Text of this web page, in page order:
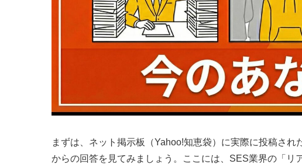
まずは、ネット掲示板（Yahoo!知恵袋）に実際に投稿さ
からの回答を見てみましょう。ここには、SES業界の「リ